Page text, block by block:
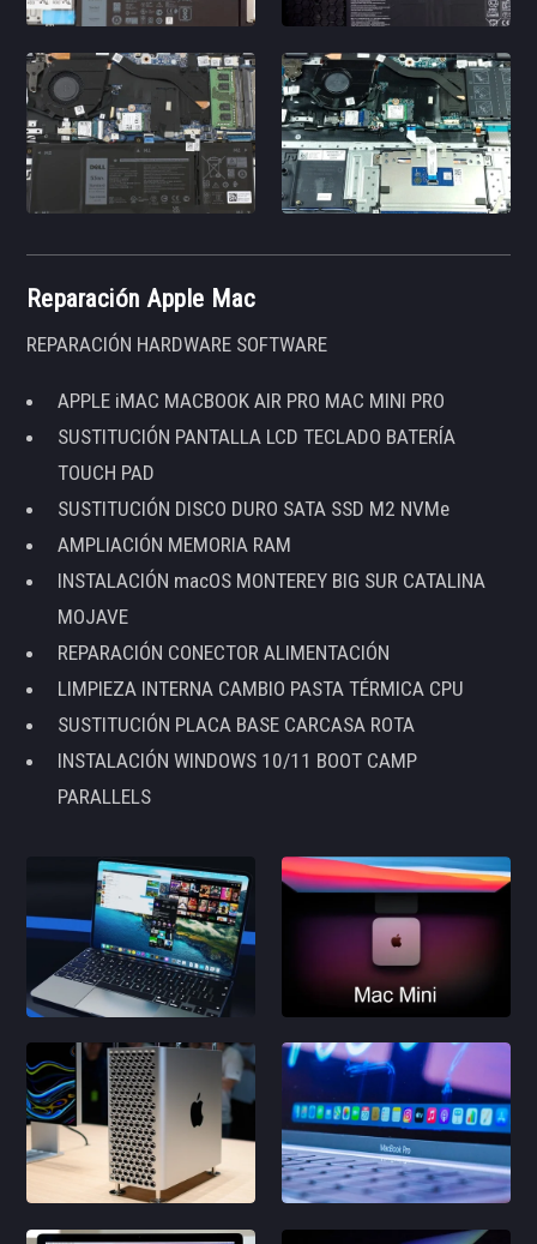
Reparación Apple Mac
REPARACIÓN HARDWARE SOFTWARE
APPLE iMAC MACBOOK AIR PRO MAC MINI PRO
SUSTITUCIÓN PANTALLA LCD TECLADO BATERÍA
TOUCH PAD
SUSTITUCIÓN DISCO DURO SATA SSD M2 NVMe
AMPLIACIÓN MEMORIA RAM
INSTALACIÓN macOS MONTEREY BIG SUR CATALINA
MOJAVE
REPARACIÓN CONECTOR ALIMENTACIÓN
LIMPIEZA INTERNA CAMBIO PASTA TÉRMICA CPU
SUSTITUCIÓN PLACA BASE CARCASA ROTA
INSTALACIÓN WINDOWS 10/11 BOOT CAMP
PARALLELS